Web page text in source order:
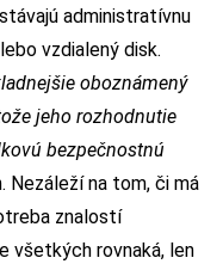
administratívnu
vzdialený disk.
oboznámený
jeho rozhodnutie
bezpečnostnú
Nezáleží na tom, či má
znalostí
všetkých rovnaká, len